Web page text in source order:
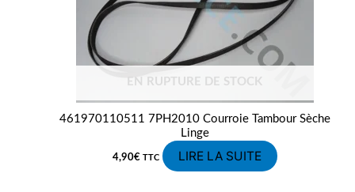
EN RUPTURE DE STOCK
461970110511 7PH2010 Courroie Tambour Sèche
Linge
4,90€ TTC LIRE LA SUITE